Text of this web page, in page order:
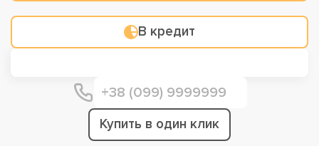
В кредит
Купить в один клик